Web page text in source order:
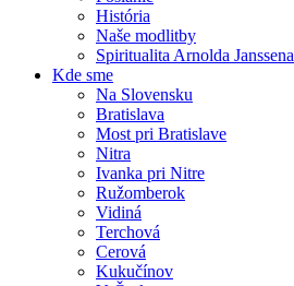
História
Naše modlitby
Spiritualita Arnolda Janssena
Kde sme
Na Slovensku
Bratislava
Most pri Bratislave
Nitra
Ivanka pri Nitre
Ružomberok
Vidiná
Terchová
Cerová
Kukučínov